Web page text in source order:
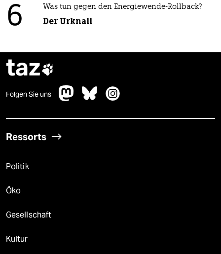
6 Was tun gegen den Energiewende-Rollback?
Der Urknall
taz
Folgen Sie uns
Ressorts
Politik
Öko
Gesellschaft
Kultur